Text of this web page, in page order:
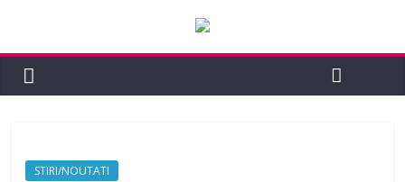
STIRI/NOUTATI